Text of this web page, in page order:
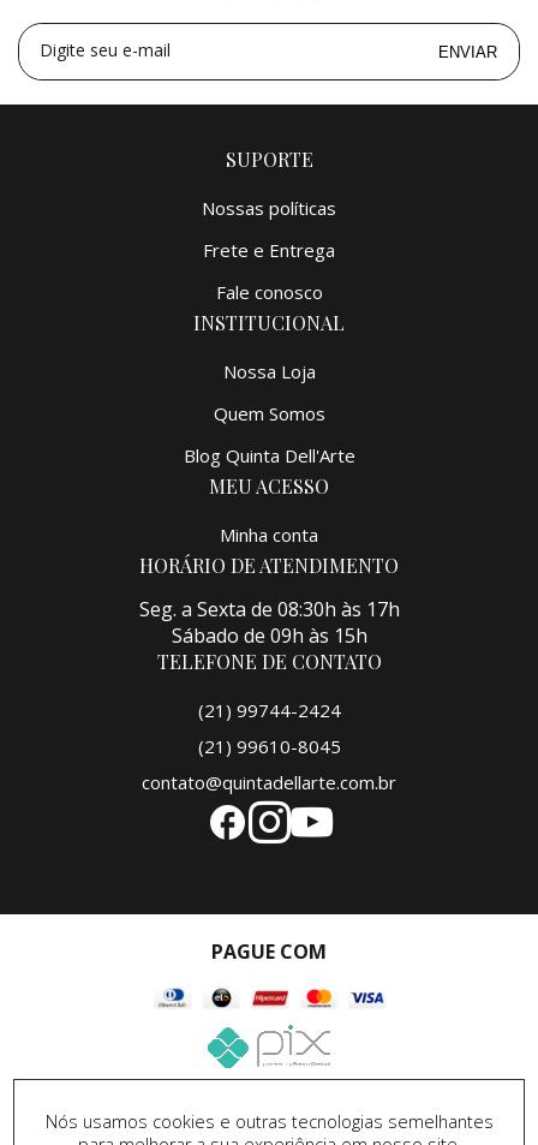
Digite seu e-mail ENVIAR
SUPORTE
Nossas políticas
Frete e Entrega
Fale conosco
INSTITUCIONAL
Nossa Loja
Quem Somos
Blog Quinta Dell'Arte
MEU ACESSO
Minha conta
HORÁRIO DE ATENDIMENTO
Seg. a Sexta de 08:30h às 17h
Sábado de 09h às 15h
TELEFONE DE CONTATO
(21) 99744-2424
(21) 99610-8045
contato@quintadellarte.com.br
PAGUE COM
SEGURANÇA
Nós usamos cookies e outras tecnologias semelhantes